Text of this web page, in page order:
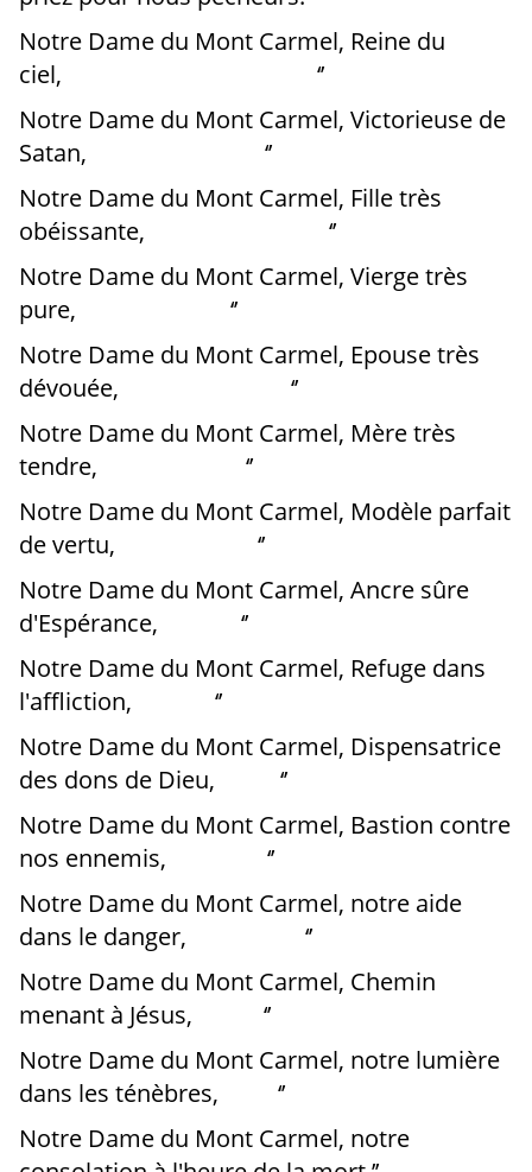
Notre Dame du Mont Carmel, Reine du
ciel, ‘’
Notre Dame du Mont Carmel, Victorieuse de
Satan, ‘’
Notre Dame du Mont Carmel, Fille très
obéissante, ‘’
Notre Dame du Mont Carmel, Vierge très
pure, ‘’
Notre Dame du Mont Carmel, Epouse très
dévouée, ‘’
Notre Dame du Mont Carmel, Mère très
tendre, ‘’
Notre Dame du Mont Carmel, Modèle parfait
de vertu, ‘’
Notre Dame du Mont Carmel, Ancre sûre
d'Espérance, ‘’
Notre Dame du Mont Carmel, Refuge dans
l'affliction, ‘’
Notre Dame du Mont Carmel, Dispensatrice
des dons de Dieu, ‘’
Notre Dame du Mont Carmel, Bastion contre
nos ennemis, ‘’
Notre Dame du Mont Carmel, notre aide
dans le danger, ‘’
Notre Dame du Mont Carmel, Chemin
menant à Jésus, ‘’
Notre Dame du Mont Carmel, notre lumière
dans les ténèbres, ‘’
Notre Dame du Mont Carmel, notre